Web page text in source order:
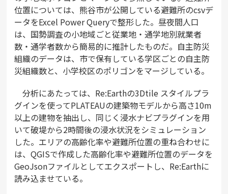
位置については、熊谷市が公開している避難所のcsvデ
ータをExcel Power Queryで整形した。昼夜間人口
は、国勢調査の小地域ごと従業地・通学地別就業者
数・通学者数から簡易的に推計したものだ。自主防災
組織のデータは、市で保有している学区ごとの自主防
災組織数と、小学校区のポリゴンをマージしている。
分析にあたっては、Re:Earthの3Dtile スタイルプラ
グインを使ってPLATEAUの建築物モデルから高さ10m
以上の建物を抽出し、同じく浸水ナビプラグインを用
いて破堤から2時間後の浸水状況をシミュレーション
した。エリアの高齢化率や避難所位置の重ね合わせに
は、QGISで作成した高齢化率や避難所位置のデータを
GeoJsonファイルとしてエクスポートし、Re:Earthに
読み込ませている。